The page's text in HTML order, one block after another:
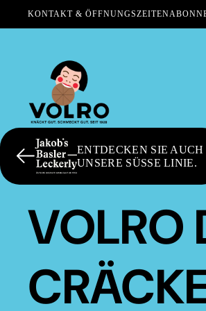
KONTAKT & ÖFFNUNGSZEITEN
ENTDECKEN SIE AUCH
UNSERE SÜSSE LINIE.
VOLRO